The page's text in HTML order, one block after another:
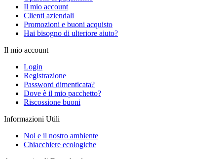
Il mio account
Clienti aziendali
Promozioni e buoni acquisto
Hai bisogno di ulteriore aiuto?
Il mio account
Login
Registrazione
Password dimenticata?
Dove è il mio pacchetto?
Riscossione buoni
Informazioni Utili
Noi e il nostro ambiente
Chiacchiere ecologiche